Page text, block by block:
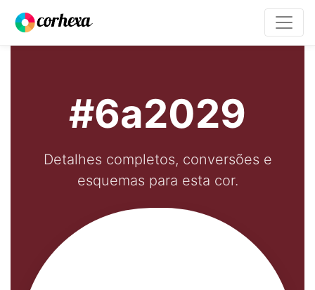
#6a2029
Detalhes completos, conversões e
esquemas para esta cor.